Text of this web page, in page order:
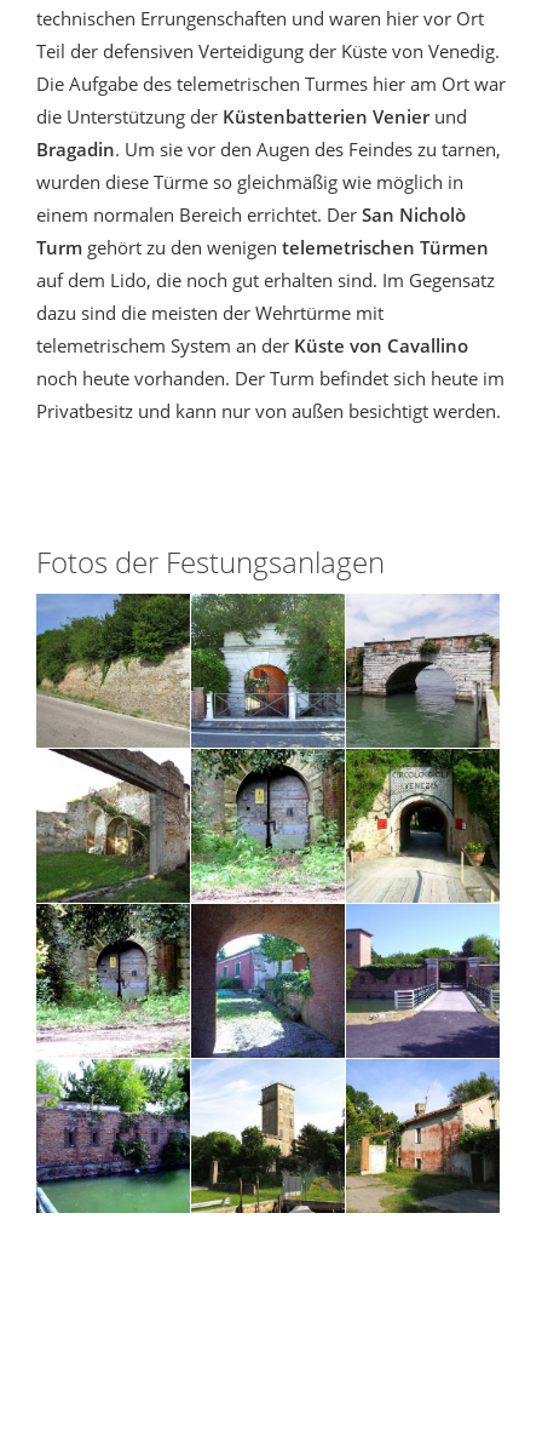
technischen Errungenschaften und waren hier vor Ort
Teil der defensiven Verteidigung der Küste von Venedig.
Die Aufgabe des telemetrischen Turmes hier am Ort war
die Unterstützung der Küstenbatterien Venier und
Bragadin. Um sie vor den Augen des Feindes zu tarnen,
wurden diese Türme so gleichmäßig wie möglich in
einem normalen Bereich errichtet. Der San Nicholò
Turm gehört zu den wenigen telemetrischen Türmen
auf dem Lido, die noch gut erhalten sind. Im Gegensatz
dazu sind die meisten der Wehrtürme mit
telemetrischem System an der Küste von Cavallino
noch heute vorhanden. Der Turm befindet sich heute im
Privatbesitz und kann nur von außen besichtigt werden.
Fotos der Festungsanlagen